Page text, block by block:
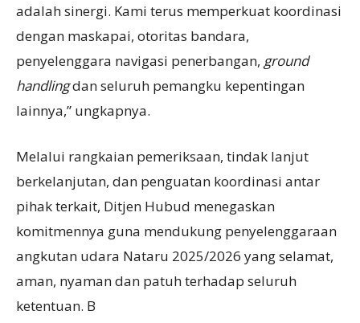
adalah sinergi. Kami terus memperkuat koordinasi
dengan maskapai, otoritas bandara,
penyelenggara navigasi penerbangan, ground
handlingdan seluruh pemangku kepentingan
lainnya,” ungkapnya.
Melalui rangkaian pemeriksaan, tindak lanjut
berkelanjutan, dan penguatan koordinasi antar
pihak terkait, Ditjen Hubud menegaskan
komitmennya guna mendukung penyelenggaraan
angkutan udara Nataru 2025/2026 yang selamat,
aman, nyaman dan patuh terhadap seluruh
ketentuan. B